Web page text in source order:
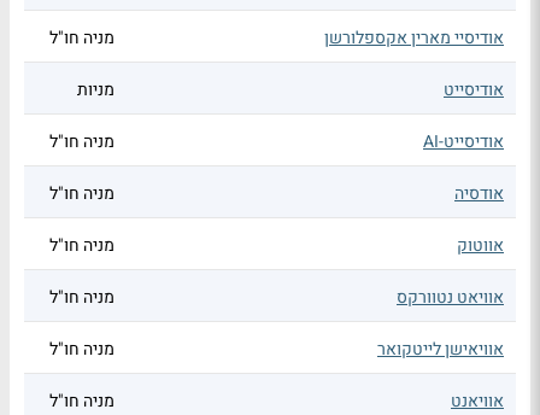
אודיסיי מארין אקספלורשן מניה חו"ל
אודיסייט מניות
אודיסייט-AI מניה חו"ל
אודסיה מניה חו"ל
אווטוק מניה חו"ל
אוויאט נטוורקס מניה חו"ל
אוויאישן לייטקואר מניה חו"ל
אוויאנט מניה חו"ל